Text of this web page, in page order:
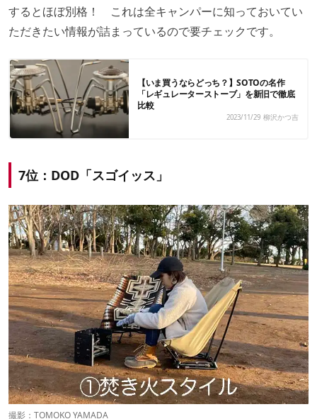
するとほぼ別格！ これは全キャンパーに知っておいてい
ただきたい情報が詰まっているので要チェックです。
【いま買うならどっち？】SOTOの名作
「レギュレーターストーブ」を新旧で徹底
比較
2023/11/29 柳沢かつ吉
7位：DOD「スゴイッス」
撮影：TOMOKO YAMADA